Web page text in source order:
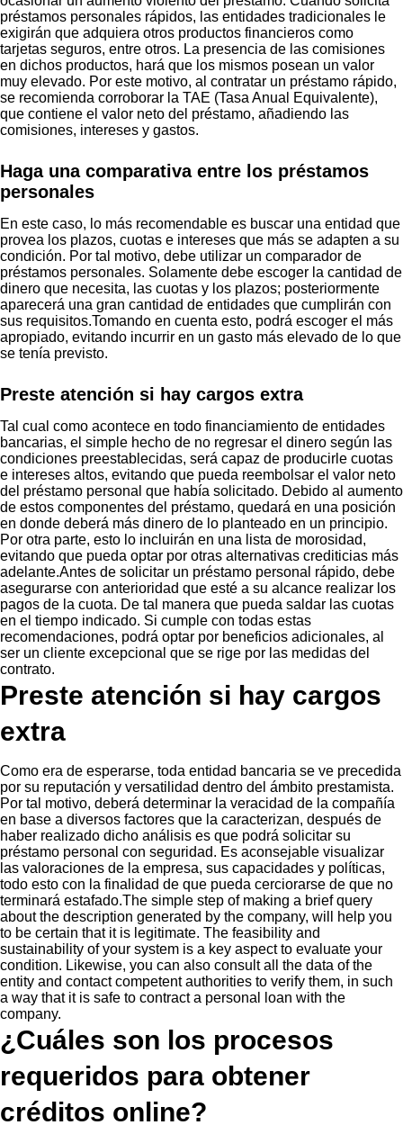
préstamos personales rápidos, las entidades tradicionales le
exigirán que adquiera otros productos financieros como
tarjetas seguros, entre otros. La presencia de las comisiones
en dichos productos, hará que los mismos posean un valor
muy elevado. Por este motivo, al contratar un préstamo rápido,
se recomienda corroborar la TAE (Tasa Anual Equivalente),
que contiene el valor neto del préstamo, añadiendo las
comisiones, intereses y gastos.
Haga una comparativa entre los préstamos
personales
En este caso, lo más recomendable es buscar una entidad que
provea los plazos, cuotas e intereses que más se adapten a su
condición. Por tal motivo, debe utilizar un comparador de
préstamos personales. Solamente debe escoger la cantidad de
dinero que necesita, las cuotas y los plazos; posteriormente
aparecerá una gran cantidad de entidades que cumplirán con
sus requisitos.Tomando en cuenta esto, podrá escoger el más
apropiado, evitando incurrir en un gasto más elevado de lo que
se tenía previsto.
Preste atención si hay cargos extra
Tal cual como acontece en todo financiamiento de entidades
bancarias, el simple hecho de no regresar el dinero según las
condiciones preestablecidas, será capaz de producirle cuotas
e intereses altos, evitando que pueda reembolsar el valor neto
del préstamo personal que había solicitado. Debido al aumento
de estos componentes del préstamo, quedará en una posición
en donde deberá más dinero de lo planteado en un principio.
Por otra parte, esto lo incluirán en una lista de morosidad,
evitando que pueda optar por otras alternativas crediticias más
adelante.Antes de solicitar un préstamo personal rápido, debe
asegurarse con anterioridad que esté a su alcance realizar los
pagos de la cuota. De tal manera que pueda saldar las cuotas
en el tiempo indicado. Si cumple con todas estas
recomendaciones, podrá optar por beneficios adicionales, al
ser un cliente excepcional que se rige por las medidas del
contrato.
Preste atención si hay cargos
extra
Como era de esperarse, toda entidad bancaria se ve precedida
por su reputación y versatilidad dentro del ámbito prestamista.
Por tal motivo, deberá determinar la veracidad de la compañía
en base a diversos factores que la caracterizan, después de
haber realizado dicho análisis es que podrá solicitar su
préstamo personal con seguridad. Es aconsejable visualizar
las valoraciones de la empresa, sus capacidades y políticas,
todo esto con la finalidad de que pueda cerciorarse de que no
terminará estafado.The simple step of making a brief query
about the description generated by the company, will help you
to be certain that it is legitimate. The feasibility and
sustainability of your system is a key aspect to evaluate your
condition. Likewise, you can also consult all the data of the
entity and contact competent authorities to verify them, in such
a way that it is safe to contract a personal loan with the
company.
¿Cuáles son los procesos
requeridos para obtener
créditos online?